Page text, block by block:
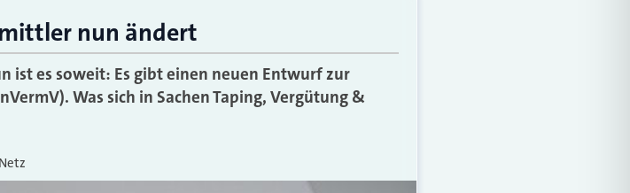
nun ändert
ist es soweit: Es gibt einen neuen Entwurf zur
Was sich in Sachen Taping, Vergütung &